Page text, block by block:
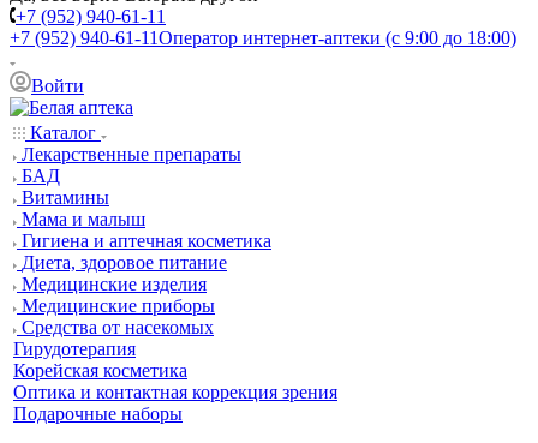
+7 (952) 940-61-11
+7 (952) 940-61-11Оператор интернет-аптеки (с 9:00 до 18:00)
Войти
Каталог
Лекарственные препараты
БАД
Витамины
Мама и малыш
Гигиена и аптечная косметика
Диета, здоровое питание
Медицинские изделия
Медицинские приборы
Средства от насекомых
Гирудотерапия
Корейская косметика
Оптика и контактная коррекция зрения
Подарочные наборы